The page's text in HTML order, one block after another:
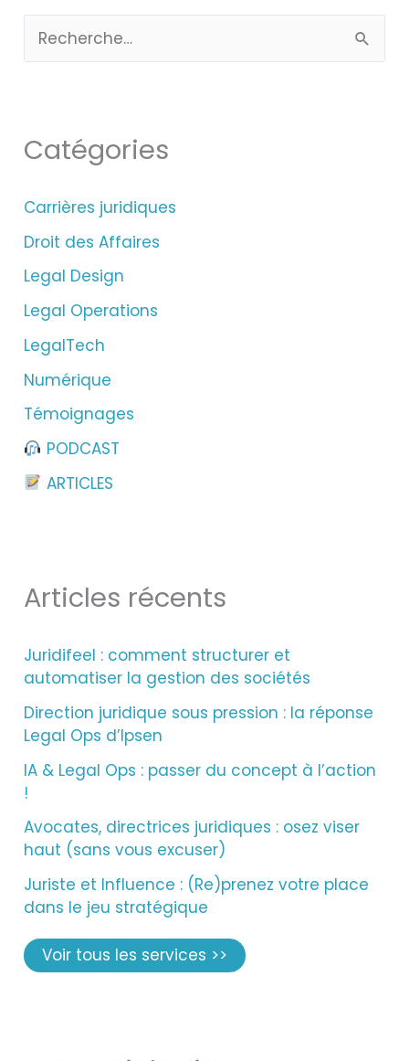
h
e
r
r
:
Catégories
Carrières juridiques
Droit des Affaires
Legal Design
Legal Operations
LegalTech
Numérique
Témoignages
PODCAST
ARTICLES
Articles récents
Juridifeel : comment structurer et
automatiser la gestion des sociétés
Direction juridique sous pression : la réponse
Legal Ops d’Ipsen
IA & Legal Ops : passer du concept à l’action
!
Avocates, directrices juridiques : osez viser
haut (sans vous excuser)
Juriste et Influence : (Re)prenez votre place
dans le jeu stratégique
Voir tous les services >>